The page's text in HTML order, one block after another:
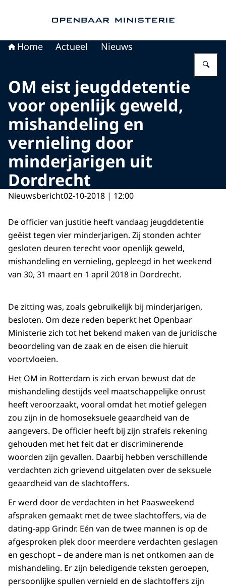
Home Actueel Nieuws
OM eist jeugddetentie
voor openlijk geweld,
mishandeling en
vernieling door
minderjarigen uit
Dordrecht
Nieuwsbericht02-10-2018 | 12:00
De officier van justitie heeft vandaag jeugddetentie
geëist tegen vier minderjarigen. Zij stonden achter
gesloten deuren terecht voor openlijk geweld,
mishandeling en vernieling, gepleegd in het weekend
van 30, 31 maart en 1 april 2018 in Dordrecht.
De zitting was, zoals gebruikelijk bij minderjarigen,
besloten. Om deze reden beperkt het Openbaar
Ministerie zich tot het bekend maken van de juridische
beoordeling van de zaak en de eisen die hieruit
voortvloeien.
Het OM in Rotterdam is zich ervan bewust dat de
mishandeling destijds veel maatschappelijke onrust
heeft veroorzaakt, vooral omdat het motief gelegen
zou zijn in de homoseksuele geaardheid van de
aangevers. De officier heeft bij zijn strafeis rekening
gehouden met het feit dat er discriminerende
woorden zijn gevallen. Daarbij hebben verschillende
verdachten zich grievend uitgelaten over de seksuele
geaardheid van de slachtoffers.
Er werd door de verdachten in het Paasweekend
afspraken gemaakt met de twee slachtoffers, via de
dating-app Grindr. Eén van de twee mannen is op de
afgesproken plek door meerdere verdachten geslagen
en geschopt – de andere man is net ontkomen aan de
mishandeling. Er zijn beledigende teksten geroepen,
persoonlijke spullen vernield en de slachtoffers zijn